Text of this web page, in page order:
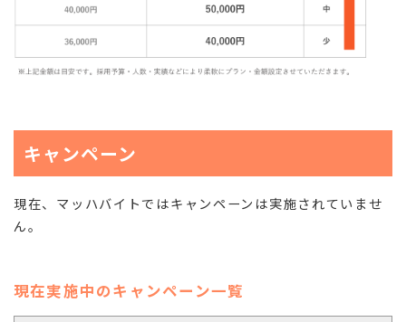
キャンペーン
現在、マッハバイトではキャンペーンは実施されていませ
ん。
現在実施中のキャンペーン一覧